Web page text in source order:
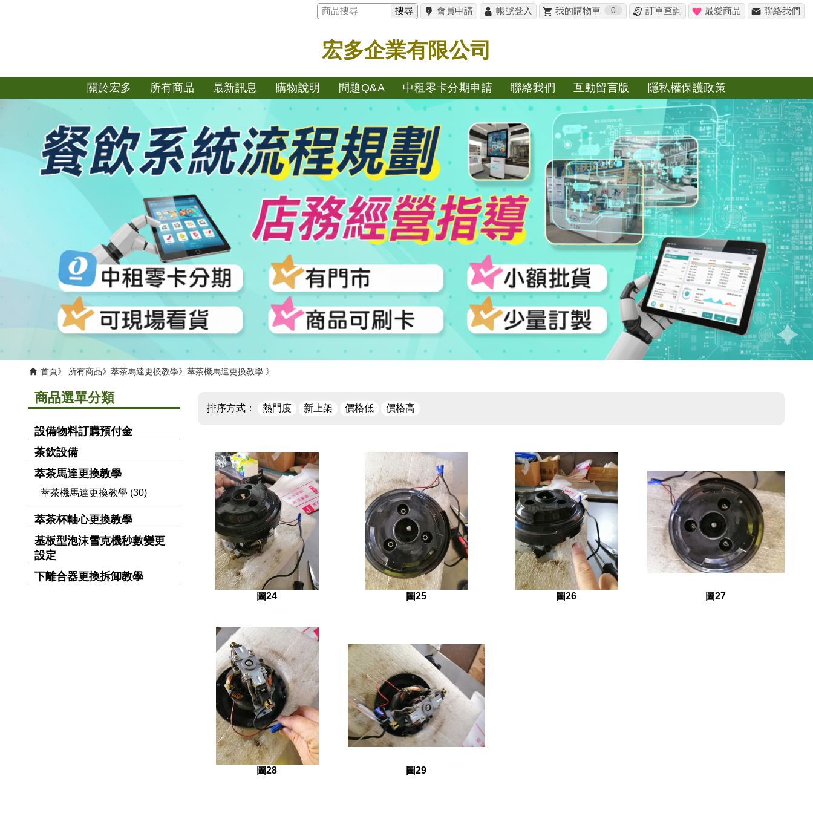
搜尋 會員申請 帳號登入 我的購物車 0 訂單查詢 最愛商品 聯絡我們
宏多企業有限公司
關於宏多 所有商品 最新訊息 購物說明 問題Q&A 中租零卡分期申請 聯絡我們 互動留言版 隱私權保護政策
首頁 所有商品 萃茶馬達更換教學 萃茶機馬達更換教學
排序方式： 熱門度 新上架 價格低 價格高
圖24 圖25 圖26 圖27
圖28 圖29
商品選單分類
設備物料訂購預付金
茶飲設備
萃茶馬達更換教學
萃茶機馬達更換教學 (30)
萃茶杯軸心更換教學
基板型泡沫雪克機秒數變更
設定
下離合器更換拆卸教學